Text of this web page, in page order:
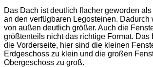
Das Dach ist deutlich flacher geworden
an den verfügbaren Legosteinen. Dadurch
von außen deutlich größer. Auch die
größtenteils nicht das richtige Format. Das
die Vorderseite, hier sind die kleinen
Erdgeschoss zu klein und die großen
Obergeschoss zu groß.